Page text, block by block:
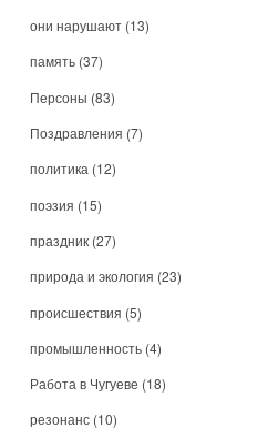
они нарушают (13)
память (37)
Персоны (83)
Поздравления (7)
политика (12)
поэзия (15)
праздник (27)
природа и экология (23)
происшествия (5)
промышленность (4)
Работа в Чугуеве (18)
резонанс (10)